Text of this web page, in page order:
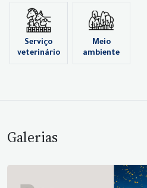
Serviço
veterinário
Meio
ambiente
Galerias